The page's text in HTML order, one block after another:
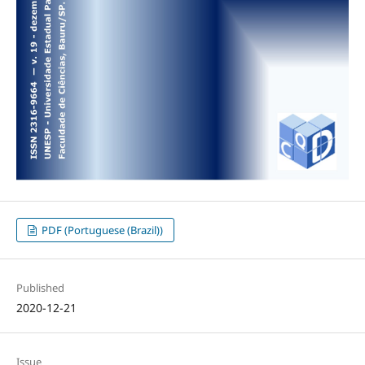
PDF (Portuguese (Brazil))
Published
2020-12-21
Issue